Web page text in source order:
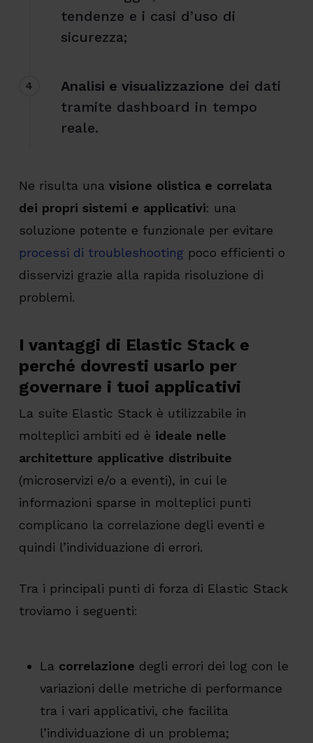
tendenze e i casi d’uso di
sicurezza;
4 Analisi e visualizzazione dei dati
tramite dashboard in tempo
reale.
Ne risulta una visione olistica e correlata
dei propri sistemi e applicativi: una
soluzione potente e funzionale per evitare
processi di troubleshooting poco efficienti o
disservizi grazie alla rapida risoluzione di
problemi.
I vantaggi di Elastic Stack e
perché dovresti usarlo per
governare i tuoi applicativi
La suite Elastic Stack è utilizzabile in
molteplici ambiti ed è ideale nelle
architetture applicative distribuite
(microservizi e/o a eventi), in cui le
informazioni sparse in molteplici punti
complicano la correlazione degli eventi e
quindi l’individuazione di errori.
Tra i principali punti di forza di Elastic Stack
troviamo i seguenti:
La correlazione degli errori dei log con le
variazioni delle metriche di performance
tra i vari applicativi, che facilita
l’individuazione di un problema;